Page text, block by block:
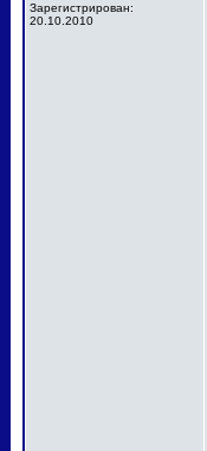
Зарегистрирован:
20.10.2010